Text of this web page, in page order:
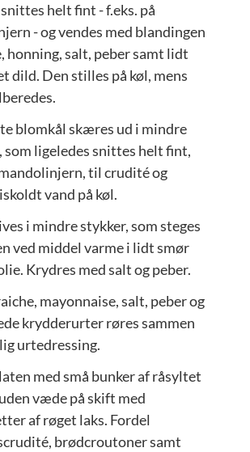
helt fint - f.eks. på
- og vendes med blandingen
honning, salt, peber samt lidt
dild. Den stilles på køl, mens
blomkål skæres ud i mindre
som ligeledes snittes helt fint,
til crudité og
vand på køl.
i mindre stykker, som steges
ved middel varme i lidt smør
Krydres med salt og peber.
mayonnaise, salt, peber og
krydderurter røres sammen
urtedressing.
med små bunker af råsyltet
væde på skift med
af røget laks. Fordel
brødcroutoner samt